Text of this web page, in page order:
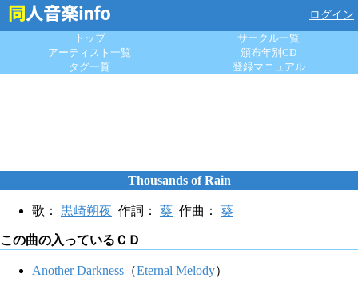
ログイン
トップ
サークル一覧
アーティスト一覧
頒布年別CD
タグ一覧
登録マニュアル
Thousands of Rain
歌： 黒崎朔夜 作詞： 葵 作曲： 葵
この曲の入っているＣＤ
Another Darkness （Eternal Melody）